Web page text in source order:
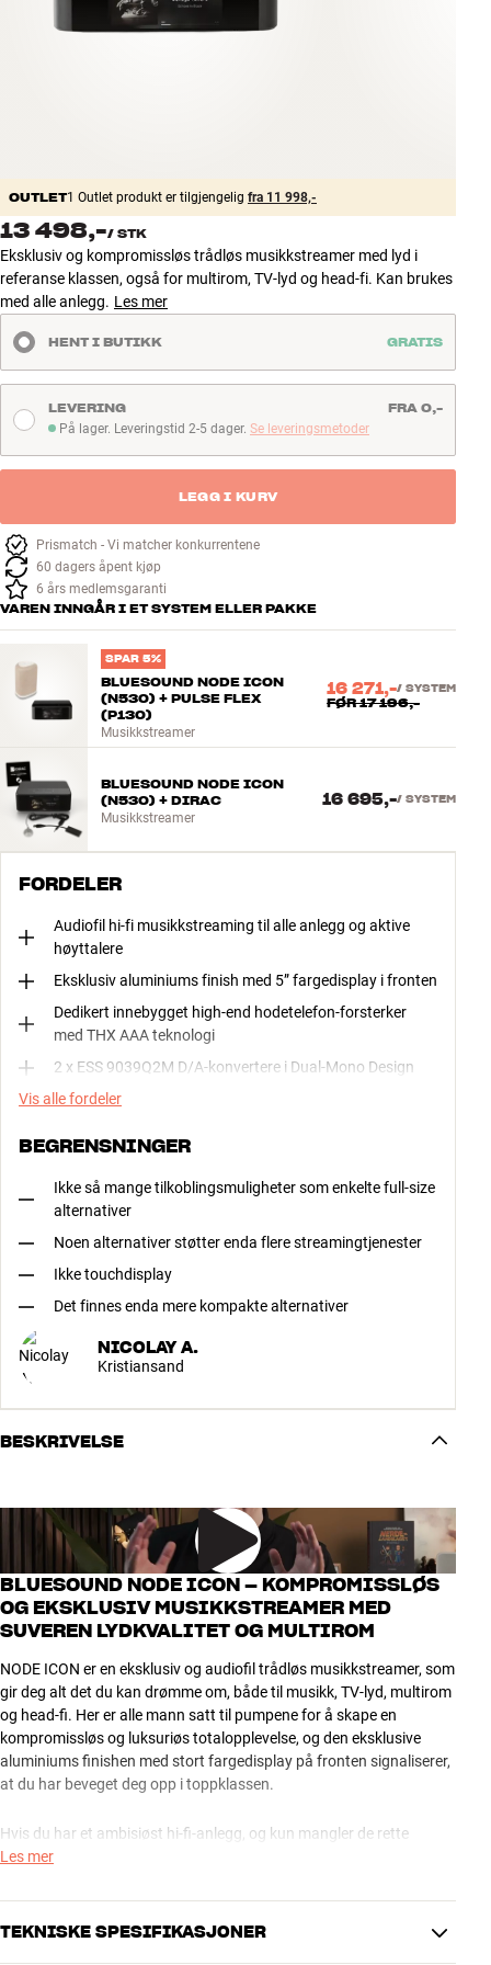
Tilbehør
TILBUD
Finn Butikk
Kundeservice
Logg inn
Kundeservice
Bygg med lyd
OUTLET1 Outlet produkt er tilgjengelig fra 11 998,-
13 498,-/ STK
Eksklusiv og kompromissløs trådløs musikkstreamer med lyd i
referanse klassen, også for multirom, TV-lyd og head-fi. Kan brukes
med alle anlegg. Les mer
HENT I BUTIKK GRATIS
På lager. Leveringstid 2-5 dager
På lager. Leveringstid 2-5 dager. Se leveringsmetoder
LEVERING FRA 0,-
LEGG I KURV
Prismatch - Vi matcher konkurrentene
60 dagers åpent kjøp
6 års medlemsgaranti
VAREN INNGÅR I ET SYSTEM ELLER PAKKE
SPAR 5%
BLUESOUND NODE ICON
(N530) + PULSE FLEX
(P130)
Musikkstreamer
16 271,-/ SYSTEM
FØR17 196,-
BLUESOUND NODE ICON
(N530) + DIRAC
Musikkstreamer
16 695,-/ SYSTEM
FORDELER
Audiofil hi-fi musikkstreaming til alle anlegg og aktive
høyttalere
Eksklusiv aluminiums finish med 5” fargedisplay i fronten
Dedikert innebygget high-end hodetelefon-forsterker
med THX AAA teknologi
2 x ESS 9039Q2M D/A-konvertere i Dual-Mono Design
Vis alle fordeler
BEGRENSNINGER
Ikke så mange tilkoblingsmuligheter som enkelte full-size
alternativer
Noen alternativer støtter enda flere streamingtjenester
Ikke touchdisplay
Det finnes enda mere kompakte alternativer
NICOLAY A.
Kristiansand
BESKRIVELSE
BLUESOUND NODE ICON – KOMPROMISSLØS
OG EKSKLUSIV MUSIKKSTREAMER MED
SUVEREN LYDKVALITET OG MULTIROM
NODE ICON er en eksklusiv og audiofil trådløs musikkstreamer, som
gir deg alt det du kan drømme om, både til musikk, TV-lyd, multirom
og head-fi. Her er alle mann satt til pumpene for å skape en
kompromissløs og luksuriøs totalopplevelse, og den eksklusive
aluminiums finishen med stort fargedisplay på fronten signaliserer,
at du har beveget deg opp i toppklassen.
Hvis du har et ambisiøst hi-fi-anlegg, og kun mangler de rette
trådløse funksjonene, er NODE ICON prikken over i-en. Den vil også
en kraftig effektforsterker, spesielt hvis du allerede spiller musikken
din via telefonen. En elegant, funksjonell og økonomisk løsning i ren
Les mer
TEKNISKE SPESIFIKASJONER